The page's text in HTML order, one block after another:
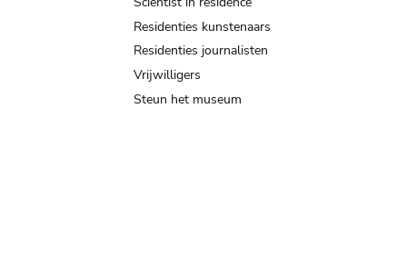
Residenties kunstenaars
Residenties journalisten
Vrijwilligers
Steun het museum